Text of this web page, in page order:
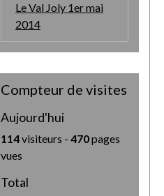
Le Val Joly 1er mai
2014
Compteur de visites
Aujourd'hui
114visiteurs - 470pages
vues
Total